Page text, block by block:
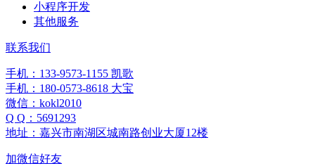
小程序开发
其他服务
联系我们
手机：133-9573-1155 凯歌
手机：180-0573-8618 大宝
微信：kokl2010
Q Q：5691293
地址：嘉兴市南湖区城南路创业大厦12楼
加微信好友